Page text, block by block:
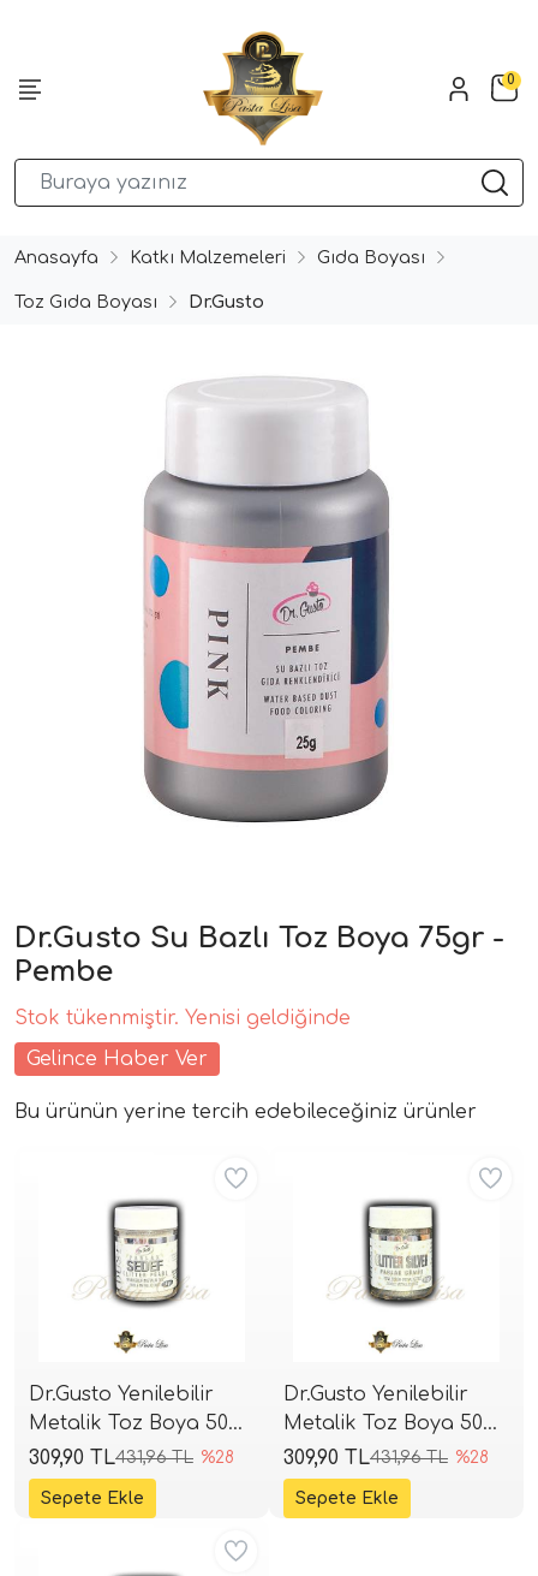
0
Anasayfa Katkı Malzemeleri Gıda Boyası
Toz Gıda Boyası Dr.Gusto
Dr.Gusto Su Bazlı Toz Boya 75gr -
Pembe
Stok tükenmiştir. Yenisi geldiğinde
Gelince Haber Ver
Bu ürünün yerine tercih edebileceğiniz ürünler
Dr.Gusto Yenilebilir
Metalik Toz Boya 50gr
- Glitter Sedef (Extra
Parlak)
431,96 TL %28
309,90 TL
Dr.Gusto Yenilebilir
Metalik Toz Boya 50gr
- Glitter Gümüş (Extra
Parlak)
431,96 TL %28
309,90 TL